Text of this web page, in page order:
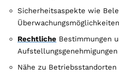
Sicherheitsaspekte wie
Überwachungsmöglichkeiten
Rechtliche Bestimmungen
Aufstellungsgenehmigungen
Nähe zu